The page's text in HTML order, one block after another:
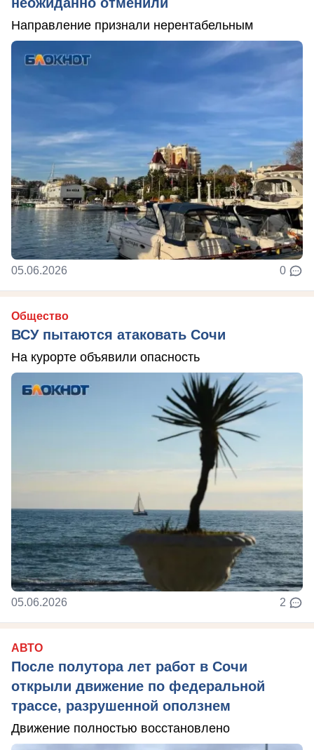
Направление признали нерентабельным
05.06.2026 0
Общество
ВСУ пытаются атаковать Сочи
На курорте объявили опасность
05.06.2026 2
АВТО
После полутора лет работ в Сочи
открыли движение по федеральной
трассе, разрушенной оползнем
Движение полностью восстановлено